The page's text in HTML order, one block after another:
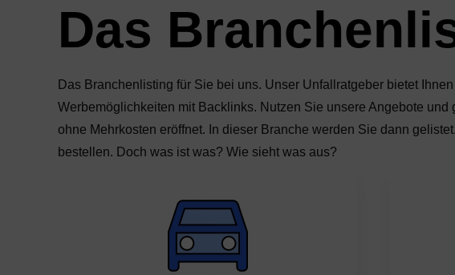
Das
Das Branchenlisting für Sie bei uns. Unser Unfallratgeber bietet
Werbemöglichkeiten mit Backlinks. Nutzen Sie unsere Angebote
ohne Mehrkosten eröffnet. In dieser Branche werden Sie dann
bestellen. Doch was ist was? Wie sieht was aus?